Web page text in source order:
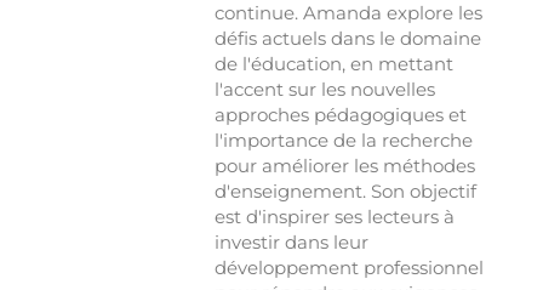
continue. Amanda explore les
défis actuels dans le domaine
de l'éducation, en mettant
l'accent sur les nouvelles
approches pédagogiques et
l'importance de la recherche
pour améliorer les méthodes
d'enseignement. Son objectif
est d'inspirer ses lecteurs à
investir dans leur
développement professionnel